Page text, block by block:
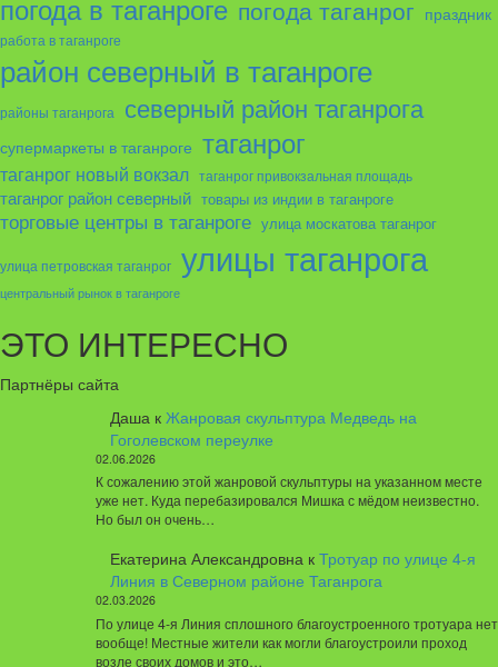
погода в таганроге погода таганрог праздник
работа в таганроге
район северный в таганроге
районы таганрога северный район таганрога
супермаркеты в таганроге таганрог
таганрог новый вокзал таганрог привокзальная площадь
таганрог район северный товары из индии в таганроге
торговые центры в таганроге улица москатова таганрог
улица петровская таганрог улицы таганрога
центральный рынок в таганроге
ЭТО ИНТЕРЕСНО
Партнёры сайта
Даша к Жанровая скульптура Медведь на
Гоголевском переулке
02.06.2026
К сожалению этой жанровой скульптуры на указанном месте
уже нет. Куда перебазировался Мишка с мёдом неизвестно.
Но был он очень…
Екатерина Александровнак Тротуар по улице 4-я
Линия в Северном районе Таганрога
02.03.2026
По улице 4-я Линия сплошного благоустроенного тротуара нет
вообще! Местные жители как могли благоустроили проход
возле своих домов и это…